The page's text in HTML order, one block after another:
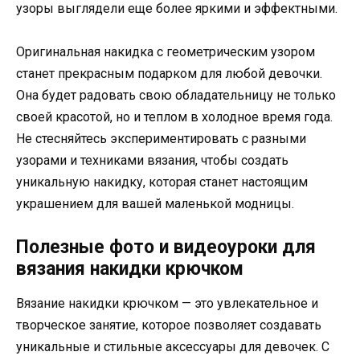
узоры выглядели еще более яркими и эффектными.
Оригинальная накидка с геометрическим узором
станет прекрасным подарком для любой девочки.
Она будет радовать свою обладательницу не только
своей красотой, но и теплом в холодное время года.
Не стесняйтесь экспериментировать с разными
узорами и техниками вязания, чтобы создать
уникальную накидку, которая станет настоящим
украшением для вашей маленькой модницы.
Полезные фото и видеоуроки для
вязания накидки крючком
Вязание накидки крючком — это увлекательное и
творческое занятие, которое позволяет создавать
уникальные и стильные аксессуары для девочек. С